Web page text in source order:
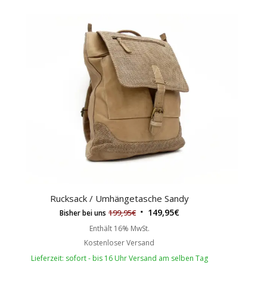
Rucksack / Umhängetasche Sandy
Bisher bei uns 199,95€ 149,95€
Enthält 16% MwSt.
Kostenloser Versand
Lieferzeit: sofort - bis 16 Uhr Versand am selben Tag